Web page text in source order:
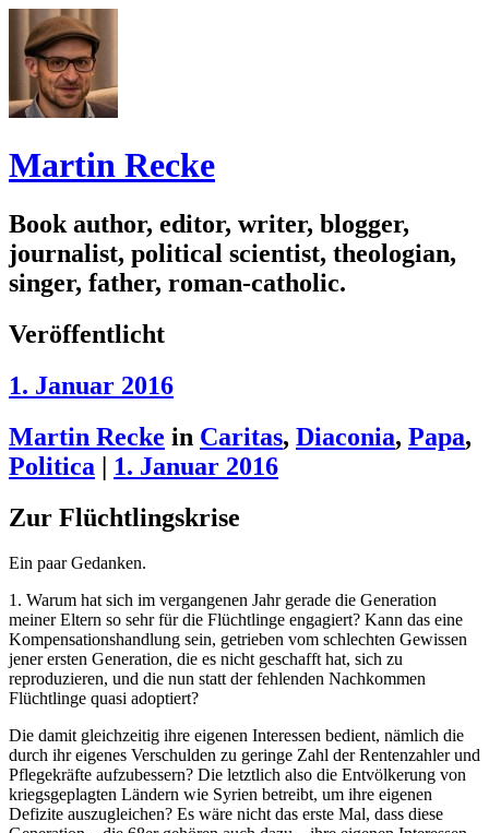
Martin Recke
Book author, editor, writer, blogger,
journalist, political scientist, theologian,
singer, father, roman-catholic.
Veröffentlicht
1. Januar 2016
Martin Recke in Caritas, Diaconia, Papa,
Politica | 1. Januar 2016
Zur Flüchtlingskrise
Ein paar Gedanken.
1. Warum hat sich im vergangenen Jahr gerade die Generation
meiner Eltern so sehr für die Flüchtlinge engagiert? Kann das eine
Kompensationshandlung sein, getrieben vom schlechten Gewissen
jener ersten Generation, die es nicht geschafft hat, sich zu
reproduzieren, und die nun statt der fehlenden Nachkommen
Flüchtlinge quasi adoptiert?
Die damit gleichzeitig ihre eigenen Interessen bedient, nämlich die
durch ihr eigenes Verschulden zu geringe Zahl der Rentenzahler und
Pflegekräfte aufzubessern? Die letztlich also die Entvölkerung von
kriegsgeplagten Ländern wie Syrien betreibt, um ihre eigenen
Defizite auszugleichen? Es wäre nicht das erste Mal, dass diese